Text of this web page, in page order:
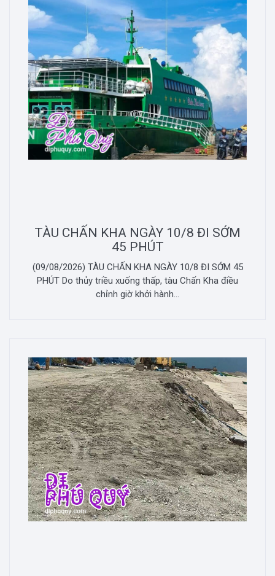
TÀU CHẤN KHA NGÀY 10/8 ĐI SỚM
45 PHÚT
(09/08/2026) TÀU CHẤN KHA NGÀY 10/8 ĐI SỚM 45
PHÚT Do thủy triều xuống thấp, tàu Chấn Kha điều
chỉnh giờ khởi hành...